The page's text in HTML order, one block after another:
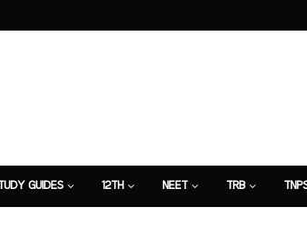
GUIDES 12TH NEET TRB